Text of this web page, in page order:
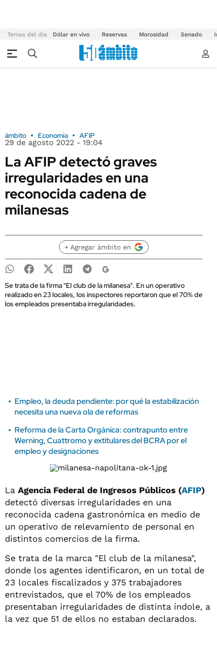
Temas del día Dólar en vivo Reservas Morosidad Senado
ámbito Economía AFIP
29 de agosto 2022 - 19:04
La AFIP detectó graves
irregularidades en una
reconocida cadena de
milanesas
+ Agregar ámbito en
Se trata de la firma "El club de la milanesa". En un operativo
realizado en 23 locales, los inspectores reportaron que el 70% de
los empleados presentaba irregularidades.
Empleo, la deuda pendiente: por qué la estabilización
necesita una nueva ola de reformas
Reforma de la Carta Orgánica: contrapunto entre
Werning, Cuattromo y extitulares del BCRA por el
empleo y designaciones
La Agencia Federal de Ingresos Públicos (AFIP)
detectó diversas irregularidades en una
reconocida cadena gastronómica en medio de
un operativo de relevamiento de personal en
distintos comercios de la firma.
Se trata de la marca "El club de la milanesa",
donde los agentes identificaron, en un total de
23 locales fiscalizados y 375 trabajadores
entrevistados, que el 70% de los empleados
presentaban irregularidades de distinta índole, a
la vez que 51 de ellos no estaban declarados.